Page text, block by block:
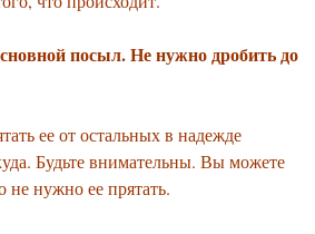
посыл. Не нужно дробить до
ее от остальных в надежде
Будьте внимательны. Вы можете
не нужно ее прятать.